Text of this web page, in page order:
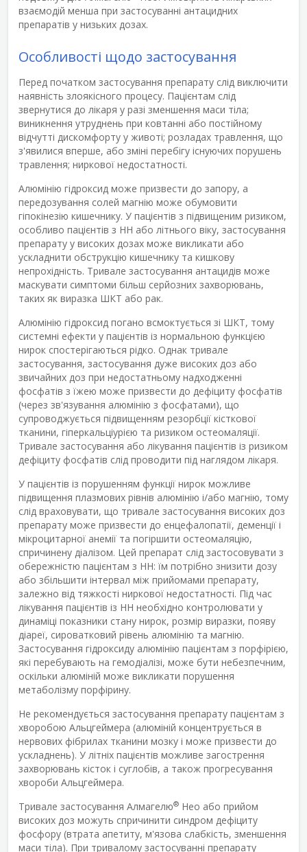
взаємодій менша при застосуванні антацидних
препаратів у низьких дозах.
Особливості щодо застосування
Перед початком застосування препарату слід виключити
наявність злоякісного процесу. Пацієнтам слід
звернутися до лікаря у разі зменшення маси тіла;
виникнення утруднень при ковтанні або постійному
відчутті дискомфорту у животі; розладах травлення, що
з'явилися вперше, або зміні перебігу існуючих порушень
травлення; ниркової недостатності.
Алюмінію гідроксид може призвести до запору, а
передозування солей магнію може обумовити
гіпокінезію кишечнику. У пацієнтів з підвищеним ризиком,
особливо пацієнтів з НН або літнього віку, застосування
препарату у високих дозах може викликати або
ускладнити обструкцію кишечнику та кишкову
непрохідність. Тривале застосування антацидів може
маскувати симптоми більш серйозних захворювань,
таких як виразка ШКТ або рак.
Алюмінію гідроксид погано всмоктується зі ШКТ, тому
системні ефекти у пацієнтів із нормальною функцією
нирок спостерігаються рідко. Однак тривале
застосування, застосування дуже високих доз або
звичайних доз при недостатньому надходженні
фосфатів з їжею може призвести до дефіциту фосфатів
(через зв'язування алюмінію з фосфатами), що
супроводжується підвищенням резорбції кісткової
тканини, гіперкальціурією та ризиком остеомаляції.
Тривале застосування або лікування пацієнтів із ризиком
дефіциту фосфатів слід проводити під наглядом лікаря.
У пацієнтів із порушенням функції нирок можливе
підвищення плазмових рівнів алюмінію і/або магнію, тому
слід враховувати, що тривале застосування високих доз
препарату може призвести до енцефалопатії, деменції і
мікроцитарної анемії та погіршити остеомаляцію,
спричинену діалізом. Цей препарат слід застосовувати з
обережністю пацієнтам з НН: їм потрібно знизити дозу
або збільшити інтервал між прийомами препарату,
залежно від тяжкості ниркової недостатності. Під час
лікування пацієнтів із НН необхідно контролювати у
динаміці показники стану нирок, розмір виразки, появу
діареї, сироватковий рівень алюмінію та магнію.
Застосування гідроксиду алюмінію пацієнтам з порфірією,
які перебувають на гемодіалізі, може бути небезпечним,
оскільки алюміній може викликати порушення
метаболізму порфірину.
Не рекомендується застосування препарату пацієнтам з
хворобою Альцгеймера (алюміній концентрується в
нервових фібрилах тканини мозку і може призвести до
ускладнень). У літніх пацієнтів можливе загострення
захворювань кісток і суглобів, а також прогресування
хвороби Альцгеймера.
Тривале застосування Алмагелю® Нео або прийом
високих доз можуть спричинити синдром дефіциту
фосфору (втрата апетиту, м'язова слабкість, зменшення
маси тіла). При тривалому застосуванні препарату